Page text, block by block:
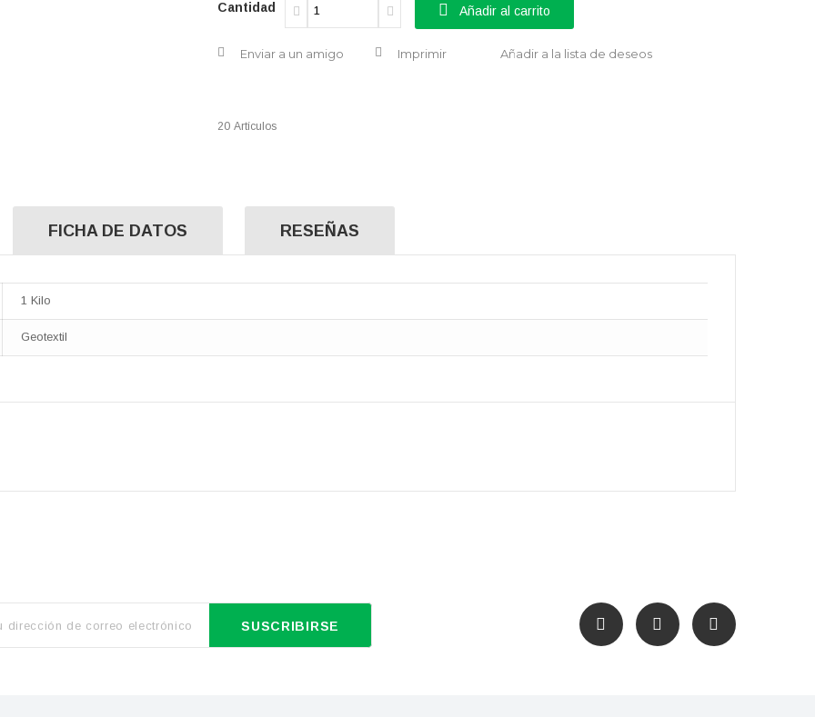
Cantidad Añadir al carrito
Enviar a un amigo Imprimir Añadir a la lista de deseos
20 Artículos
FICHA DE DATOS RESEÑAS
1 Kilo
Geotextil
SUSCRIBIRSE